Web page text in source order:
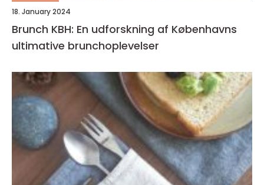
18. January 2024
Brunch KBH: En udforskning af Københavns
ultimative brunchoplevelser